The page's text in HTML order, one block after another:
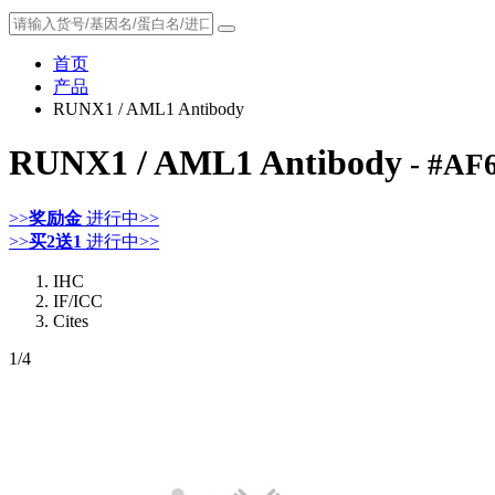
首页
产品
RUNX1 / AML1 Antibody
RUNX1 / AML1 Antibody -
>>奖励金 进行中>>
>>买2送1 进行中>>
IHC
IF/ICC
Cites
1/4